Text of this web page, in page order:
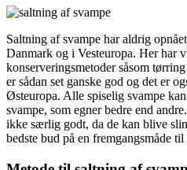
Saltning af svampe har aldrig
Danmark og i Vesteuropa. Her har
konserveringsmetoder såsom
er sådan set ganske god og det er
Østeuropa. Alle spiselig svampe
svampe, som egner bedre end
ikke særlig godt, da de kan blive
bedste bud på en fremgangsmåde